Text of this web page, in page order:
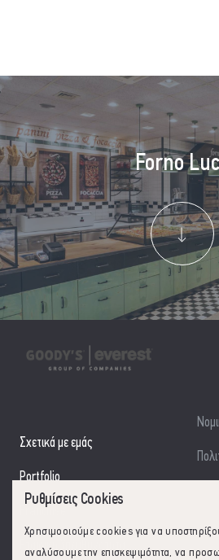
Forno
Σχετικά με εμάς
Portfolio
Franchise
Εταιρική Υπευθυνότητα
Ρυθμίσεις Cookies
Χρησιμοοιούμε cookies για να
αναλύσουμε την επισκεψιμότητα, να